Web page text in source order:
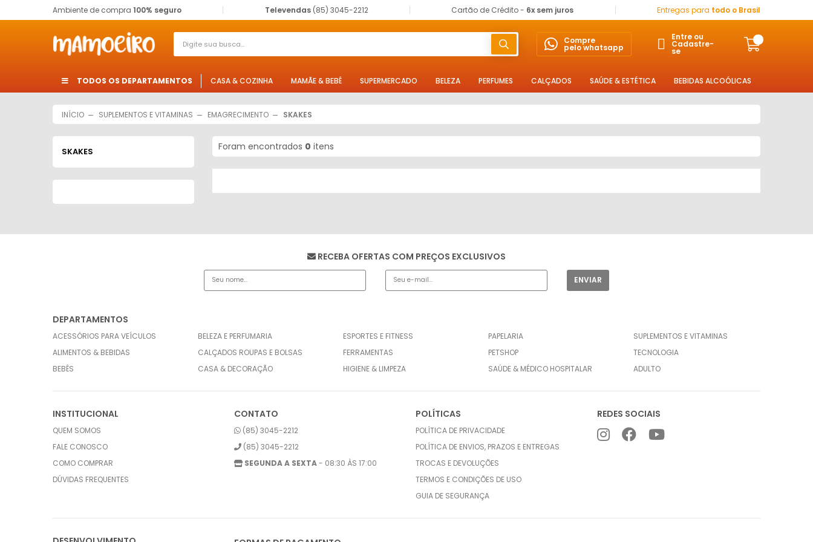
Ambiente de compra 100% seguro Televendas(85) 3045-2212 Cartão de Crédito - 6x sem juros Entregas para todo o Brasil
Compre
pelo whatsapp
Entre ou
Cadastre-
se
TODOS OS DEPARTAMENTOS CASA & COZINHA MAMÃE & BEBÊ SUPERMERCADO BELEZA PERFUMES CALÇADOS SAÚDE & ESTÉTICA BEBIDAS ALCOÓLICAS
INÍCIO SUPLEMENTOS E VITAMINAS EMAGRECIMENTO SKAKES
SKAKES Foram encontrados 0 itens
RECEBA OFERTAS COM PREÇOS EXCLUSIVOS
DEPARTAMENTOS
ACESSÓRIOS PARA VEÍCULOS
ALIMENTOS & BEBIDAS
BEBÊS
BELEZA E PERFUMARIA
CALÇADOS ROUPAS E BOLSAS
CASA & DECORAÇÃO
ESPORTES E FITNESS
FERRAMENTAS
HIGIENE & LIMPEZA
PAPELARIA
PETSHOP
SAÚDE & MÉDICO HOSPITALAR
SUPLEMENTOS E VITAMINAS
TECNOLOGIA
ADULTO
INSTITUCIONAL
QUEM SOMOS
FALE CONOSCO
COMO COMPRAR
DÚVIDAS FREQUENTES
CONTATO
(85) 3045-2212
(85) 3045-2212
SEGUNDA A SEXTA- 08:30 ÀS 17:00
POLÍTICAS
POLÍTICA DE PRIVACIDADE
POLÍTICA DE ENVIOS, PRAZOS E ENTREGAS
TROCAS E DEVOLUÇÕES
TERMOS E CONDIÇÕES DE USO
GUIA DE SEGURANÇA
REDES SOCIAIS